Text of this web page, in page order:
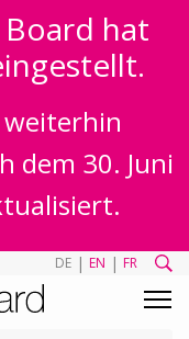
Board hat
weiterhin
dem 30. Juni
DE | EN | FR